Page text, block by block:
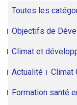
Toutes les
Objectifs de
Climat et
Actualité Climat
Formation santé